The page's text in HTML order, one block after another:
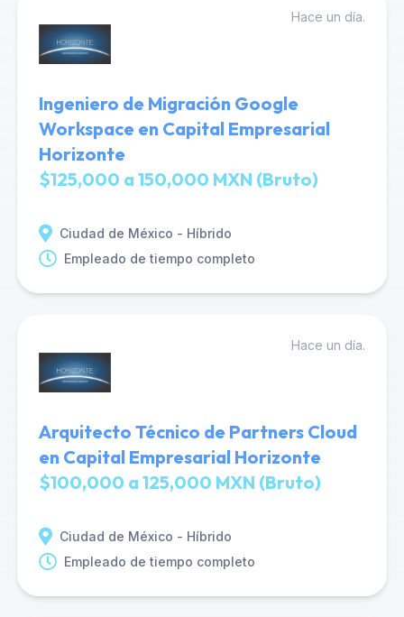
Hace un día.
Ingeniero de Migración Google
Workspace en Capital Empresarial
Horizonte
$125,000 a 150,000 MXN (Bruto)
Ciudad de México - Híbrido
Empleado de tiempo completo
Hace un día.
Arquitecto Técnico de Partners Cloud
en Capital Empresarial Horizonte
$100,000 a 125,000 MXN (Bruto)
Ciudad de México - Híbrido
Empleado de tiempo completo